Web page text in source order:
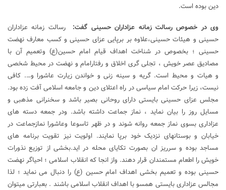
دین بوده است.
وی در خصوص رسالت زمانه عزاداران حسینی گفت: رسالت زمانه عزاداران
حسینی و هیئات حسینی،علاوه بر برپایی عزای حسینی و کسب معارف نهضت
حسینی ؛ بخصوص در شناخت اهداف قیام امام حسین(ع) وتعمیم آن با
مصادیق عصر خویش ، تجلی گری اخلاق و رفتارامام و نهضت در محیط شخصی
و هیات و محیط است. گریه و سینه زنی و خواندن زیارت عاشورا و…. کافی
نیست، زیرا حرکت امام سیاسی در راه اعتلای دین و جامعه اسلامی آفت زده بود.
مجلس عزای حسینی بایستی دارای روحانی بصیر باشد و سخنرانی مذهبی و
مسایل روز را بیان نماید ، نماز جماعت داشته باشد. ودر جمعه دسته های
عزاداری بسوی نماز جمعه روانه شوند و در ظهر تاسوعا وعاشورا نمازجماعت در
خیابان و بوستانهای نزدیک خود برپا نمایند. اولویت نیز تقویت برنامه های
مساجد بوده و سرریز ان بصورت تکایای محله در اید.بخشی از توزیع نذورات
خویش را اطعام مستمندان قرار دهند. واز انجا که انقلاب اسلامی ؛ احیاگر نهضت
حسینی بوده و تعمیم بخشی اهداف امام حسین (ع) را دنبال می نماید ؛ لذا
مجالس عزاداری بایستی همسو با اهداف انقلاب اسلامی باشند . بعبارتی میتوان